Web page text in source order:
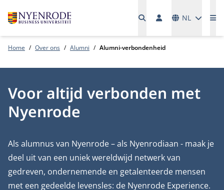
NL
Home Over ons Alumni Alumni-verbondenheid
Voor altijd verbonden met
Nyenrode
Als alumnus van Nyenrode – als Nyenrodiaan - maak je
deel uit van een uniek wereldwijd netwerk van
gedreven, ondernemende en getalenteerde mensen
met een gedeelde levensles: de Nyenrode Experience.